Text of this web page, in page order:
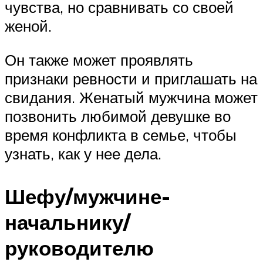
чувства, но сравнивать со своей
женой.
Он также может проявлять
признаки ревности и приглашать на
свидания. Женатый мужчина может
позвонить любимой девушке во
время конфликта в семье, чтобы
узнать, как у нее дела.
Шефу/мужчине-
начальнику/
руководителю